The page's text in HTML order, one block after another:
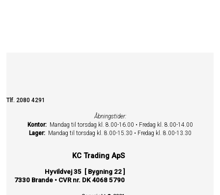
Tlf. 2080 4291
Åbningstider:
Kontor: Mandag til torsdag kl. 8.00-16.00 • Fredag kl. 8.00-14.00
Lager:Mandag til torsdag kl. 8.00-15.30 • Fredag kl. 8.00-13.30
KC Trading ApS
Hyvildvej 35 [ Bygning 22 ]
7330 Brande • CVR nr. DK 4068 5790